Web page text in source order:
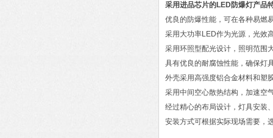
采用进品芯片的LED防爆灯产品
优良的防爆性能，可在各种易燃
采用大功率LED作为光源，光效
采用环照型配光设计，照明范围
具有优良的耐腐蚀性能，确保灯
外壳采用高强度铝合金材料和塑
采用中间空心散热结构，加速空
经过精心的布局设计，灯具安装
安装方式可根据实际现场需要，